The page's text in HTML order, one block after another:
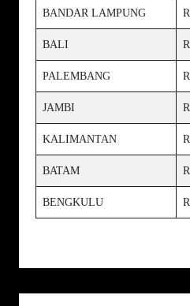
BANDAR LAMPUNG
BALI
PALEMBANG
JAMBI
KALIMANTAN
BATAM
BENGKULU